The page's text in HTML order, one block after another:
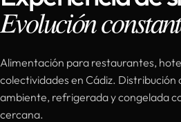
Evolución
Alimentación para restaurantes,
colectividades en Cádiz.
ambiente, refrigerada y congelada
cercana.